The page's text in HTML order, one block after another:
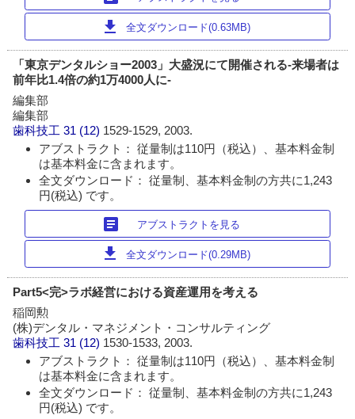
download 全文ダウンロード(0.63MB)
「東京デンタルショー2003」大盛況にて開催される-来場者は
前年比1.4倍の約1万4000人に-
編集部
編集部
歯科技工 31 (12) 1529-1529, 2003.
アブストラクト： 従量制は110円（税込）、基本料金制
は基本料金に含まれます。
全文ダウンロード： 従量制、基本料金制の方共に1,243
円(税込) です。
article アブストラクトを見る
download 全文ダウンロード(0.29MB)
Part5<完>ラボ経営における資産運用を考える
稲岡勲
(株)デンタル・マネジメント・コンサルティング
歯科技工 31 (12) 1530-1533, 2003.
アブストラクト： 従量制は110円（税込）、基本料金制
は基本料金に含まれます。
全文ダウンロード： 従量制、基本料金制の方共に1,243
円(税込) です。